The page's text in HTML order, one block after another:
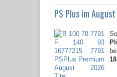
PS Plus im